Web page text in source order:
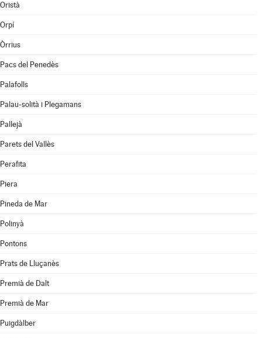
Oristà
Orpí
Òrrius
Pacs del Penedès
Palafolls
Palau-solità i Plegamans
Pallejà
Parets del Vallès
Perafita
Piera
Pineda de Mar
Polinyà
Pontons
Prats de Lluçanès
Premià de Dalt
Premià de Mar
Puigdàlber